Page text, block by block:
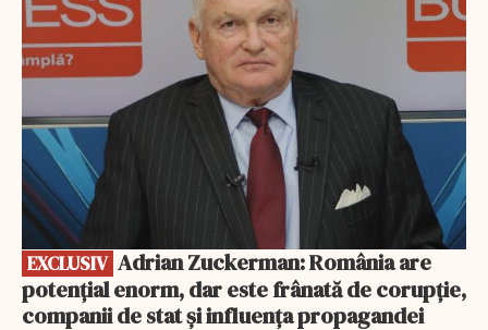
EXCLUSIV
potențial enorm, dar este frânată de corupție,
companii de stat și influența propagandei